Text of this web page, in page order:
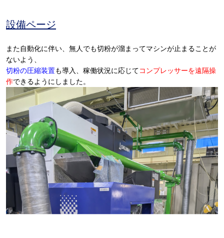
設備ページ
また自動化に伴い、無人でも切粉が溜まってマシンが止まることが
ないよう、
切粉の圧縮装置も導入、稼働状況に応じてコンプレッサーを遠隔操
作できるようにしました。